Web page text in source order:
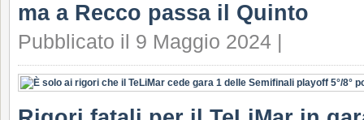
ma a Recco passa il Quinto
Pubblicato il 9 Maggio 2024 |